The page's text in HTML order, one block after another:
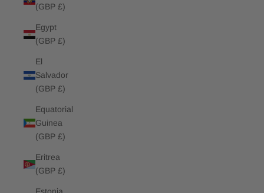
(GBP £)
Egypt
(GBP £)
El
Salvador
(GBP £)
Equatorial
Guinea
(GBP £)
Eritrea
(GBP £)